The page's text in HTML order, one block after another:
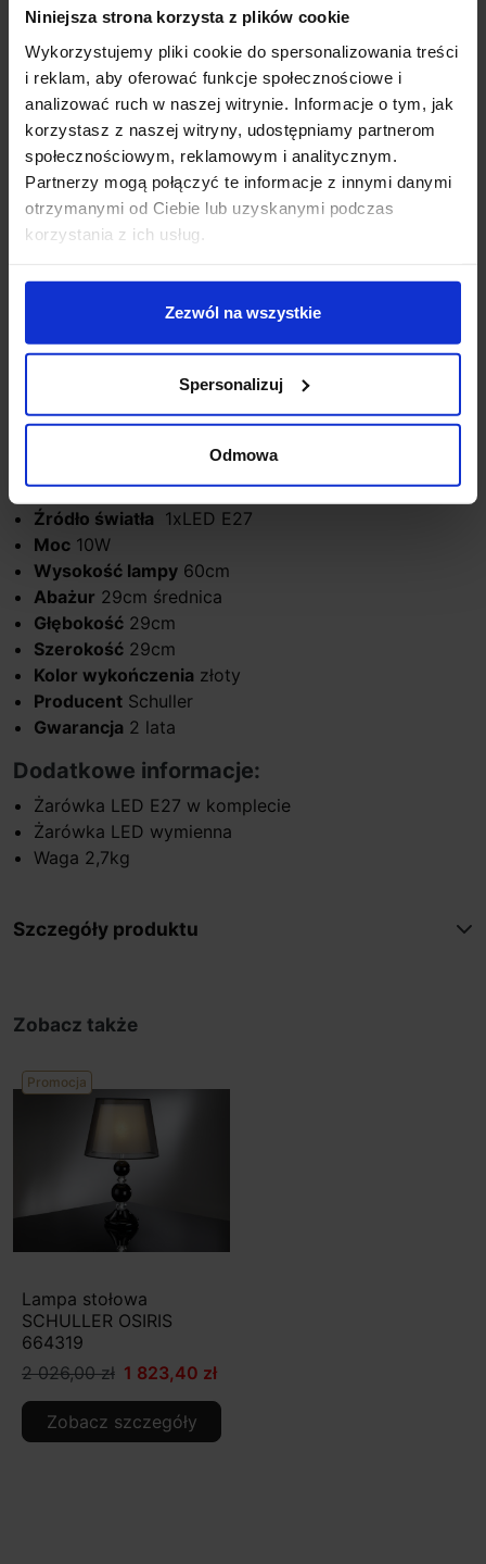
Niniejsza strona korzysta z plików cookie
Wykorzystujemy pliki cookie do spersonalizowania treści
i reklam, aby oferować funkcje społecznościowe i
analizować ruch w naszej witrynie. Informacje o tym, jak
korzystasz z naszej witryny, udostępniamy partnerom
społecznościowym, reklamowym i analitycznym.
Partnerzy mogą połączyć te informacje z innymi danymi
otrzymanymi od Ciebie lub uzyskanymi podczas
korzystania z ich usług.
Zezwól na wszystkie
Spersonalizuj
Odmowa
Zapytaj o produkt
Opis
Lampy stołowe TERRA664443to elegancka lampa na
biurka, stoły, stoliki, komody zaproponowane przez
żarówkę, wysokość 60cm, wykonana z metalu
wykończonego w kolorze złotym. Uzupełnieniem lampy
Źródłem światła jest żarówka LED E27 o mocy 10W. Ta
elegancka lampa biurkowa/stołowa doskonale
sprawdzi się w każdym pomieszczeniu tj. salon,
Dane techniczne:
Źródło światła 1xLED E27
Moc 10W
Wysokość lampy 60cm
Abażur 29cm średnica
Głębokość 29cm
Szerokość 29cm
Kolor wykończenia złoty
Producent Schuller
Gwarancja 2 lata
Dodatkowe informacje:
Żarówka LED E27 w komplecie
Żarówka LED wymienna
Waga 2,7kg
Szczegóły produktu
Zobacz także
Promocja
Lampa stołowa
SCHULLER OSIRIS
664319
2 026,00 zł 1 823,40 zł
Zobacz szczegóły